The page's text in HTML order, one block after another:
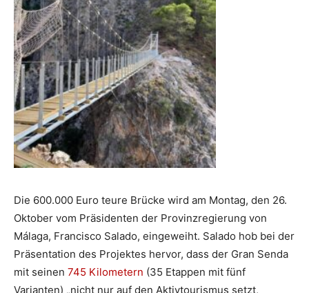
Die 600.000 Euro teure Brücke wird am Montag, den 26.
Oktober vom Präsidenten der Provinzregierung von
Málaga, Francisco Salado, eingeweiht. Salado hob bei der
Präsentation des Projektes hervor, dass der Gran Senda
mit seinen 745 Kilometern (35 Etappen mit fünf
Varianten) „nicht nur auf den Aktivtourismus setzt,